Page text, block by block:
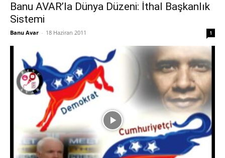
Banu AVAR’la Dünya Düzeni: İthal Başkanlık
Sistemi
Banu Avar - 18 Haziran 2011 1